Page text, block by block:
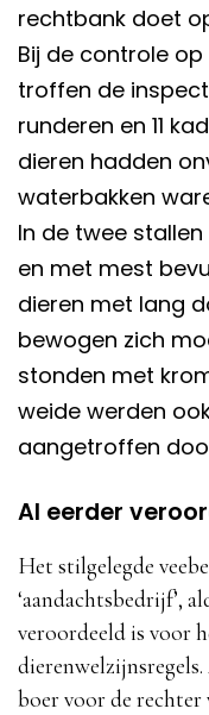
rechtbank doet
Bij de controle
troffen de
runderen en 11
dieren hadden
waterbakken
In de twee
en met mest
dieren met lang
bewogen zich
stonden met
weide werden
aangetroffen
Al eerder
Het stilgelegde
‘aandachtsbedrijf’,
veroordeeld is voor
boer voor de